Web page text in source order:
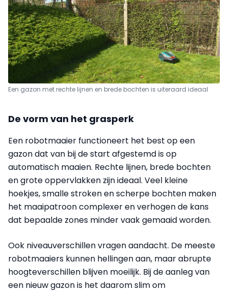
Een gazon met rechte lijnen en brede bochten is uiteraard ideaal
De vorm van het grasperk
Een robotmaaier functioneert het best op een
gazon dat van bij de start afgestemd is op
automatisch maaien. Rechte lijnen, brede bochten
en grote oppervlakken zijn ideaal. Veel kleine
hoekjes, smalle stroken en scherpe bochten maken
het maaipatroon complexer en verhogen de kans
dat bepaalde zones minder vaak gemaaid worden.
Ook niveauverschillen vragen aandacht. De meeste
robotmaaiers kunnen hellingen aan, maar abrupte
hoogteverschillen blijven moeilijk. Bij de aanleg van
een nieuw gazon is het daarom slim om